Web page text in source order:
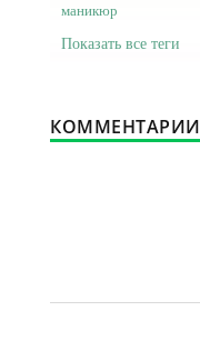
маникюр
Показать все теги
КОММЕНТАРИИ